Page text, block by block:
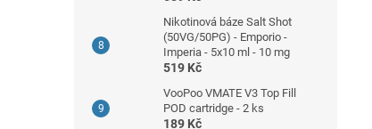
Nikotinová báze Salt Shot
(50VG/50PG) - Emporio -
Imperia - 5x10 ml - 10 mg
519 Kč
VooPoo VMATE V3 Top Fill
POD cartridge - 2 ks
189 Kč